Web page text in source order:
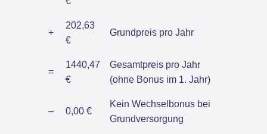
+
202,63
€
Grundpreis pro Jahr
=
1440,47
€
Gesamtpreis pro Jahr
(ohne Bonus im 1. Jahr)
– 0,00 €
Kein Wechselbonus bei
Grundversorgung